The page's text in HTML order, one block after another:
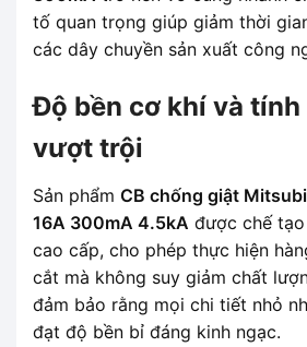
tố quan trọng giúp giảm thời
các dây chuyền sản xuất công
Độ bền cơ khí và
vượt trội
Sản phẩm CB chống giật
16A 300mA 4.5kA được chế
cao cấp, cho phép thực hiện
cắt mà không suy giảm chất
đảm bảo rằng mọi chi tiết nhỏ
đạt độ bền bỉ đáng kinh ngạc.